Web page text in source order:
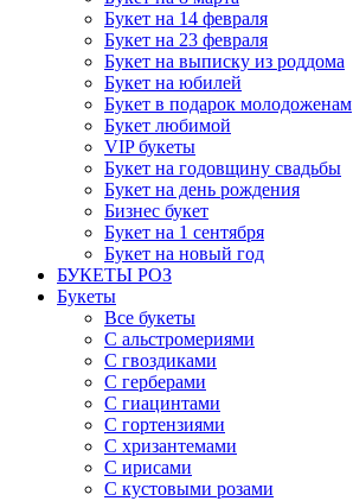
Букет на 14 февраля
Букет на 23 февраля
Букет на выписку из роддома
Букет на юбилей
Букет в подарок молодоженам
Букет любимой
VIP букеты
Букет на годовщину свадьбы
Букет на день рождения
Бизнес букет
Букет на 1 сентября
Букет на новый год
БУКЕТЫ РОЗ
Букеты
Все букеты
С альстромериями
С гвоздиками
С герберами
С гиацинтами
С гортензиями
С хризантемами
С ирисами
С кустовыми розами